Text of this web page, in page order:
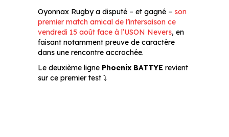
Oyonnax Rugby a disputé – et gagné – son
premier match amical de l’intersaison ce
vendredi 15 août face à l’USON Nevers, en
faisant notamment preuve de caractère
dans une rencontre accrochée.
Le deuxième ligne Phoenix BATTYE revient
sur ce premier test ⤵